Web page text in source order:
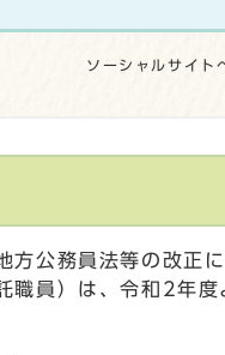
ソーシャルサイト
方公務員法等の改正
員）は、令和2年度